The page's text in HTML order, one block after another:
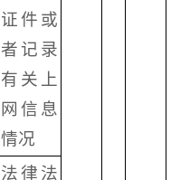
证件或
者记录
有关上
网信息
情况
法律法